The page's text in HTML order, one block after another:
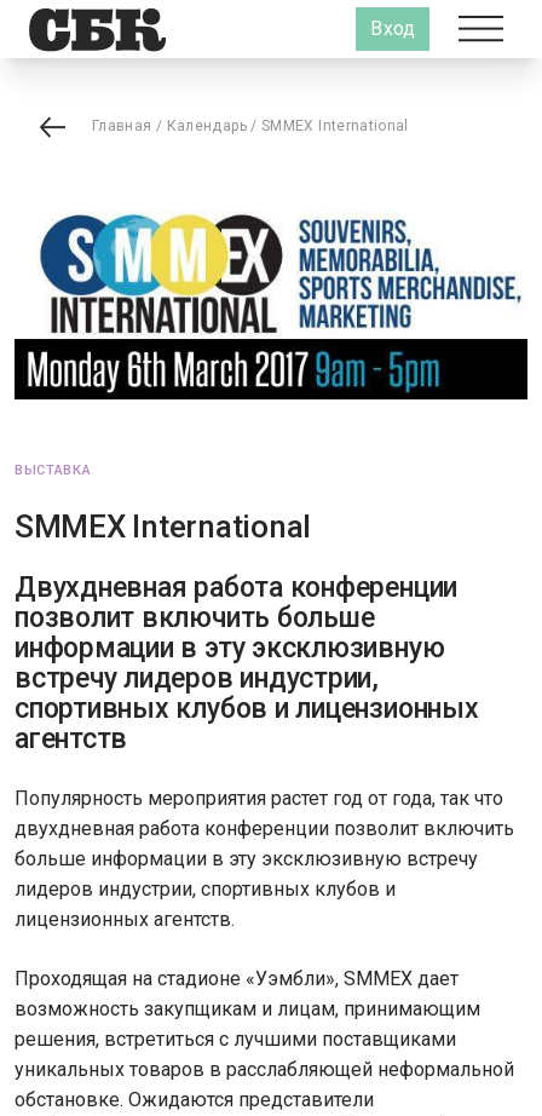
Вход
Главная / Календарь/ SMMEX International
ВЫСТАВКА
SMMEX International
Двухдневная работа конференции
позволит включить больше
информации в эту эксклюзивную
встречу лидеров индустрии,
спортивных клубов и лицензионных
агентств
Популярность мероприятия растет год от года, так что
двухдневная работа конференции позволит включить
больше информации в эту эксклюзивную встречу
лидеров индустрии, спортивных клубов и
лицензионных агентств.
Проходящая на стадионе «Уэмбли», SMMEX дает
возможность закупщикам и лицам, принимающим
решения, встретиться с лучшими поставщиками
уникальных товаров в расслабляющей неформальной
обстановке. Ожидаются представители